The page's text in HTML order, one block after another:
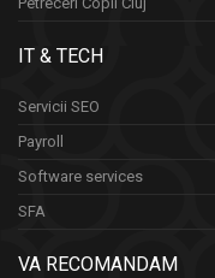
IT & TECH
Servicii SEO
Payroll
Software services
SFA
VA RECOMANDAM